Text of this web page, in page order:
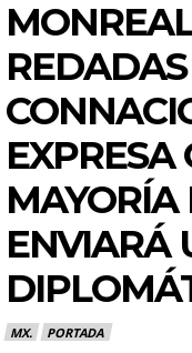
EXPRESA
MAYORÍA
ENVIARÁ
MX. PORTADA